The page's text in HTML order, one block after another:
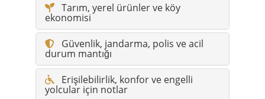
Tarım, yerel ürünler ve köy
ekonomisi
Güvenlik, jandarma, polis ve acil
durum mantığı
Erişilebilirlik, konfor ve engelli
yolcular için notlar